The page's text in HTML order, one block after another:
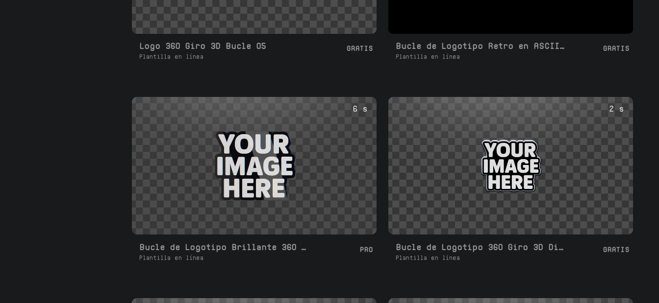
Logo 360 Giro 3D Bucle 05
Plantilla en línea
GRATIS Bucle de Logotipo Retro en ASCII Art Girando
Plantilla en línea
GRATIS
6 s
Bucle de Logotipo Brillante 360 Giro 3D
Plantilla en línea
PRO
2 s
Bucle de Logotipo 360 Giro 3D Dinámico
Plantilla en línea
GRATIS